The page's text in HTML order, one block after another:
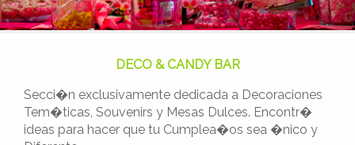
DECO & CANDY BAR
Secci�n exclusivamente dedicada a Decoraciones
Tem�ticas, Souvenirs y Mesas Dulces. Encontr�
ideas para hacer que tu Cumplea�os sea �nico y